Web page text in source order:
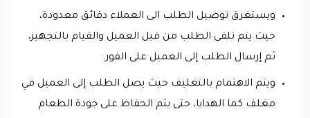
ويستغرق توصيل الطلب الى العملاء دقائق معدودة،
حيث يتم تلقى الطلب من قبل العميل والقيام بالتجهيز،
ثم إرسال الطلب إلى العميل على الفور.
ويتم الاهتمام بالتغليف حيث يصل الطلب إلى العميل في
مغلف كما الهدايا، حتى يتم الحفاظ على جودة الطعام